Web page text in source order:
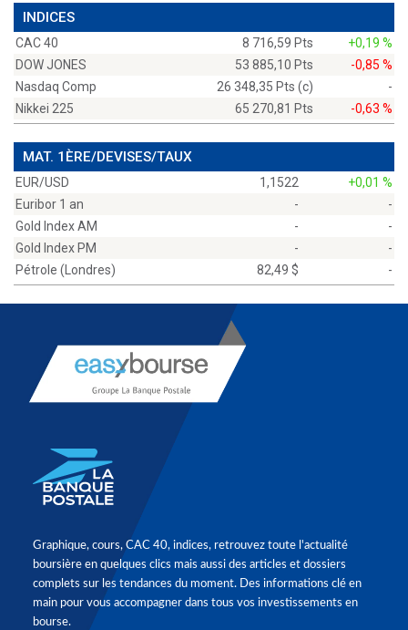
INDICES
CAC 40 8 716,59 Pts
+0,19 %
DOW JONES
53 885,10 Pts
-0,85 %
Nasdaq Comp
26 348,35 Pts (c)
-
Nikkei 225
65 270,81 Pts -0,63 %
MAT. 1ÈRE/DEVISES/TAUX
EUR/USD 1,1522
+0,01 %
Euribor 1 an
-
-
Gold Index AM
-
-
Gold Index PM
-
-
Pétrole (Londres)
82,49 $ -
Graphique, cours, CAC 40, indices, retrouvez toute l'actualité
boursière en quelques clics mais aussi des articles et dossiers
complets sur les tendances du moment. Des informations clé en
main pour vous accompagner dans tous vos investissements en
bourse.